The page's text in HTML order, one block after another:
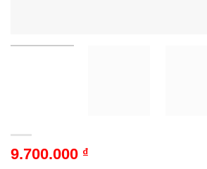
9.700.000 ₫